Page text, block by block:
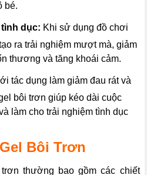
bé.
dục: Khi sử dụng đồ chơi
ra trải nghiệm mượt mà, giảm
thương và tăng khoái cảm.
tác dụng làm giảm đau rát và
bôi trơn giúp kéo dài cuộc
làm cho trải nghiệm tình dục
Bôi Trơn
thường bao gồm các chiết